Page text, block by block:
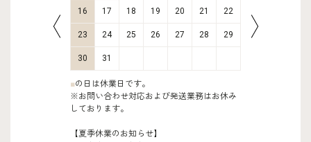
16 17 18 19 20 21 22
23 24 25 26 27 28 29
30 31
■の日は休業日です。
※お問い合わせ対応および発送業務はお休み
しております。
【夏季休業のお知らせ】